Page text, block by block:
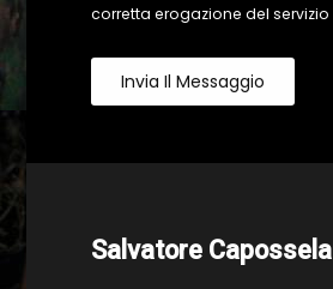
corretta erogazione del servizio
Invia Il Messaggio
Salvatore Capossela